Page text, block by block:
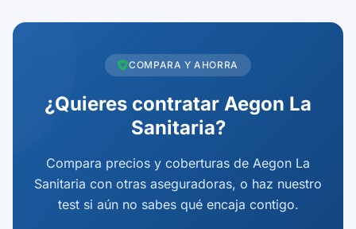
COMPARA Y AHORRA
¿Quieres contratar Aegon La
Sanitaria?
Compara precios y coberturas de Aegon La
Sanitaria con otras aseguradoras, o haz nuestro
test si aún no sabes qué encaja contigo.